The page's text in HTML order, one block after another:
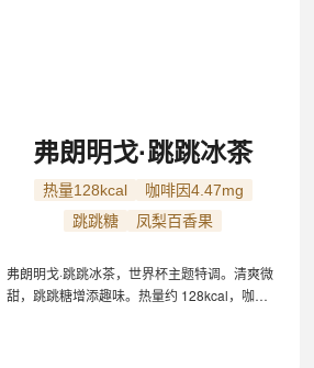
弗朗明戈·跳跳冰茶
热量128kcal
咖啡因4.47mg
跳跳糖
凤梨百香果
弗朗明戈·跳跳冰茶，世界杯主题特调。清爽微
甜，跳跳糖增添趣味。热量约 128kcal，咖啡